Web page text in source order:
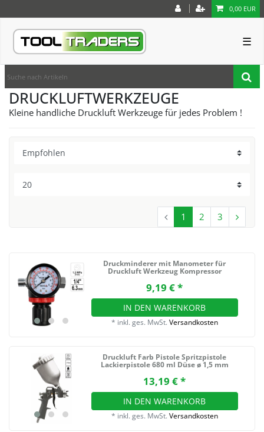
0,00 EUR
☰
DRUCKLUFTWERKZEUGE
Kleine handliche Druckluft Werkzeuge für jedes Problem !
1 2 3
Druckminderer mit Manometer für
Druckluft Werkzeug Kompressor
9,19 € *
IN DEN WARENKORB
* inkl. ges. MwSt. Versandkosten
Druckluft Farb Pistole Spritzpistole
Lackierpistole 680 ml Düse ø 1,5 mm
13,19 € *
IN DEN WARENKORB
* inkl. ges. MwSt. Versandkosten